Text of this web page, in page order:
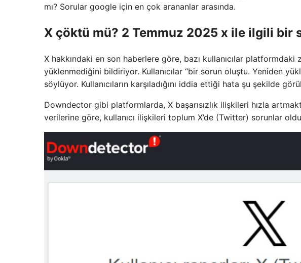
mı? Sorular google için en çok arananlar arasında.
X çöktü mü? 2 Temmuz 2025 x ile ilgili bir
X hakkındaki en son haberlere göre, bazı kullanıcılar platformdaki
yüklenmediğini bildiriyor. Kullanıcılar “bir sorun oluştu. Yeniden
söylüyor. Kullanıcıların karşıladığını iddia ettiği hata şu şekilde
Downdector gibi platformlarda, X başarısızlık ilişkileri hızla
verilerine göre, kullanıcı ilişkileri toplum X’de (Twitter) sorunlar